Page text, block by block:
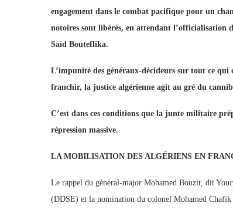
engagement dans le combat pacifique pour un
notoires sont libérés, en attendant
Saïd Bouteflika.
L’impunité des généraux-décideurs sur tout ce
franchir, la justice algérienne agit au gré du
C’est dans ces conditions que la junte militaire
répression massive.
LA MOBILISATION DES ALGÉRIENS EN
Le rappel du général-major Mohamed Bouzit, dit
(DDSE) et la nomination du colonel Mohamed Chafik